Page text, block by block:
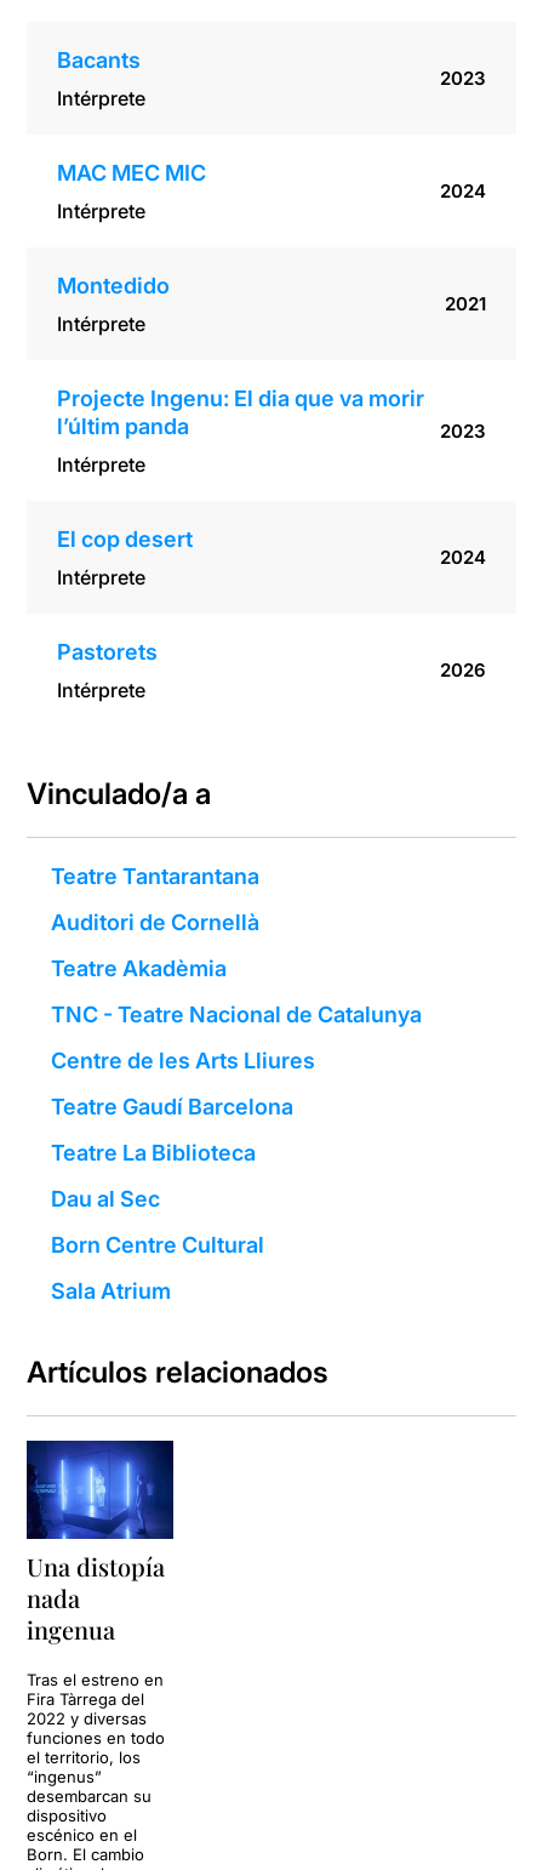
Bacants
Intérprete
2023
MAC MEC MIC
Intérprete
2024
Montedido
Intérprete
2021
Projecte Ingenu: El dia que va morir
l’últim panda
Intérprete
2023
El cop desert
Intérprete
2024
Pastorets
Intérprete
2026
Vinculado/a a
Teatre Tantarantana
Auditori de Cornellà
Teatre Akadèmia
TNC - Teatre Nacional de Catalunya
Centre de les Arts Lliures
Teatre Gaudí Barcelona
Teatre La Biblioteca
Dau al Sec
Born Centre Cultural
Sala Atrium
Artículos relacionados
Una distopía
nada
ingenua
Tras el estreno en
Fira Tàrrega del
2022 y diversas
funciones en todo
el territorio, los
“ingenus”
desembarcan su
dispositivo
escénico en el
Born. El cambio